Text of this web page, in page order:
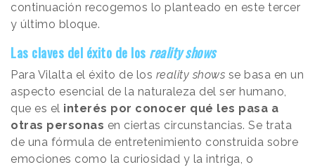
continuación recogemos lo planteado en este tercer
y último bloque.
Las claves del éxito de los reality shows
Para Vilalta el éxito de los reality shows se basa en un
aspecto esencial de la naturaleza del ser humano,
que es el interés por conocer qué les pasa a
otras personas en ciertas circunstancias. Se trata
de una fórmula de entretenimiento construida sobre
emociones como la curiosidad y la intriga, o